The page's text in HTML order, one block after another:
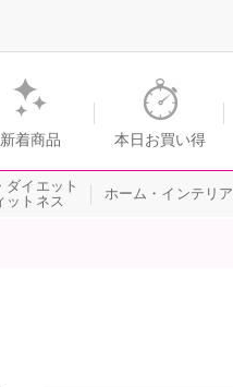
ッピングのショップチャンネル
新着商品 本日お買い得
ダイエット
ットネス
ホーム・インテリア